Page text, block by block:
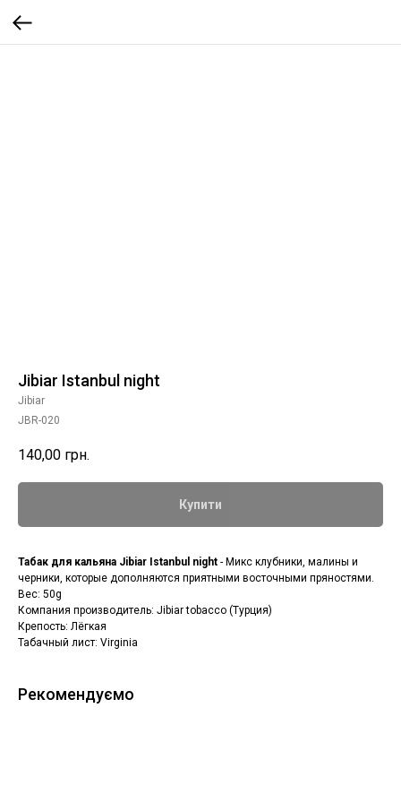
Jibiar Istanbul night
Jibiar
JBR-020
140,00 грн.
Купити
Табак для кальяна Jibiar Istanbul night - Микс клубники, малины и
черники, которые дополняются приятными восточными пряностями.
Вес: 50g
Компания производитель: Jibiar tobacco (Турция)
Крепость: Лёгкая
Табачный лист: Virginia
Рекомендуємо